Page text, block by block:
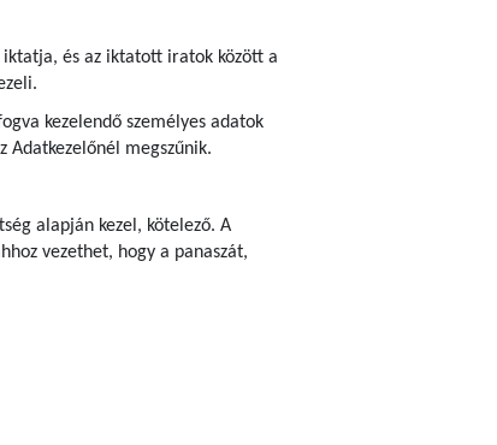
iktatja, és az iktatott iratok között a
kezelendő személyes adatok
Adatkezelőnél megszűnik.
alapján kezel, kötelező. A
vezethet, hogy a panaszát,